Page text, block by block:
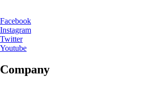
Facebook
Instagram
Twitter
Youtube
Company